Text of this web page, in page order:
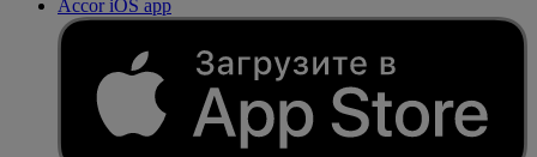
Accor iOS app